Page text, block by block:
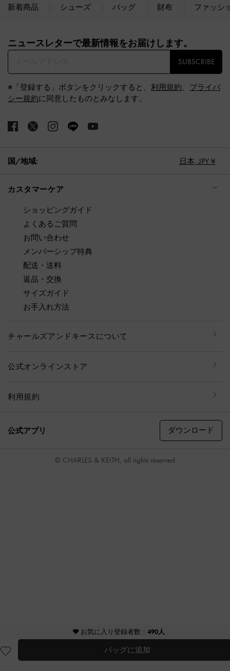
♥ お気に入り登録者数： 490人
バッグに追加
新着商品 シューズ バッグ 財布 ファッシ
ニュースレターで最新情報をお届けします。​
SUBSCRIBE
※「登録する」ボタンをクリックすると、 利用規約、 プライバ
シー規約に同意したものとみなします。
国/地域: 日本, JPY ¥
カスタマーケア
ショッピングガイド
よくあるご質問
お問い合わせ
メンバーシップ特典
配送・送料
返品・交換
サイズガイド
お手入れ方法
チャールズアンドキースについて
公式オンラインストア
利用規約
公式アプリ ダウンロード
© CHARLES & KEITH, all rights reserved